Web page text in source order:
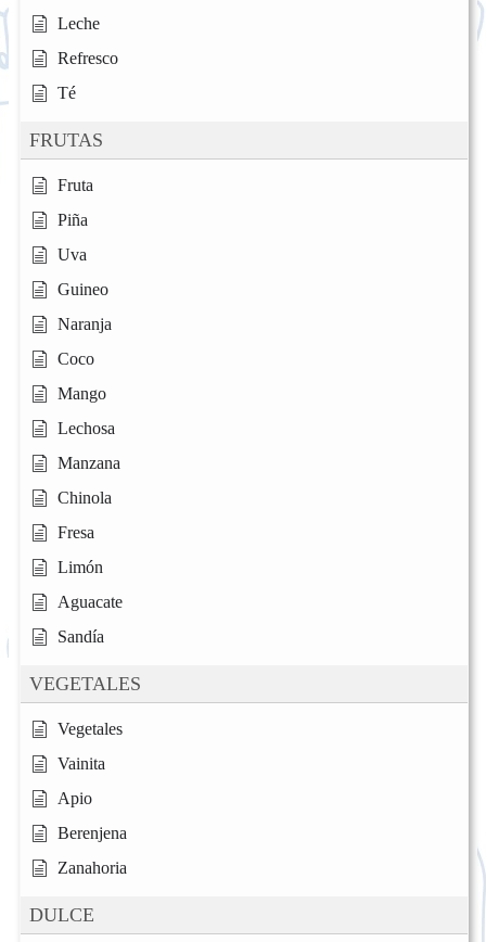
Leche
Refresco
Té
FRUTAS
Fruta
Piña
Uva
Guineo
Naranja
Coco
Mango
Lechosa
Manzana
Chinola
Fresa
Limón
Aguacate
Sandía
VEGETALES
Vegetales
Vainita
Apio
Berenjena
Zanahoria
DULCE